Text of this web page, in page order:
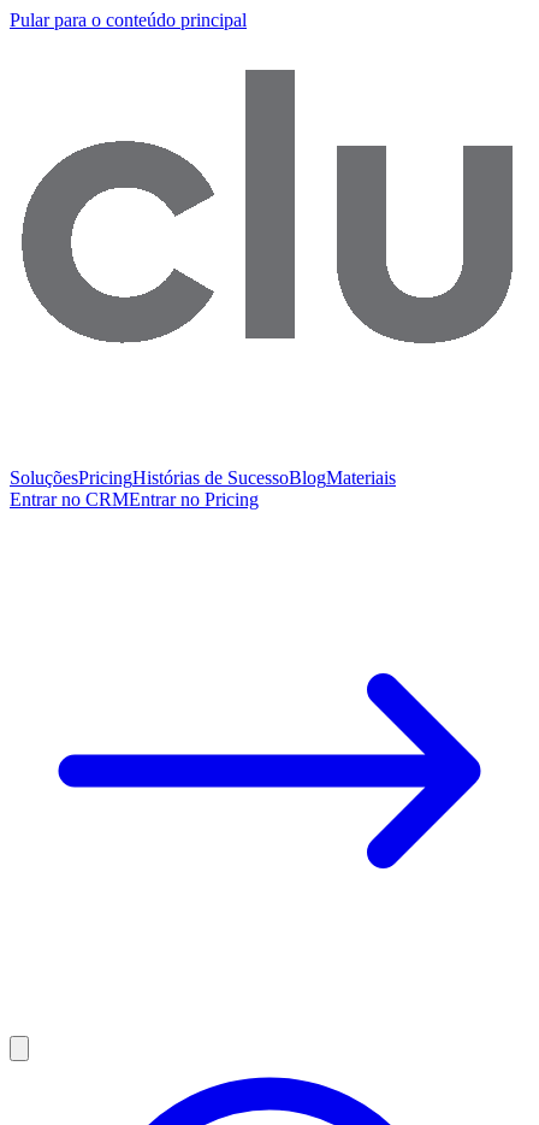
Pular para o conteúdo principal
SoluçõesPricingHistórias de SucessoBlogMateriais
Entrar no CRMEntrar no Pricing